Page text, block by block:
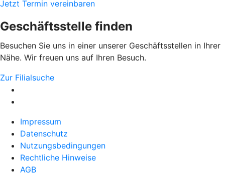
Jetzt Termin vereinbaren
Geschäftsstelle finden
Besuchen Sie uns in einer unserer Geschäftsstellen in Ihrer
Nähe. Wir freuen uns auf Ihren Besuch.
Zur Filialsuche
Impressum
Datenschutz
Nutzungsbedingungen
Rechtliche Hinweise
AGB